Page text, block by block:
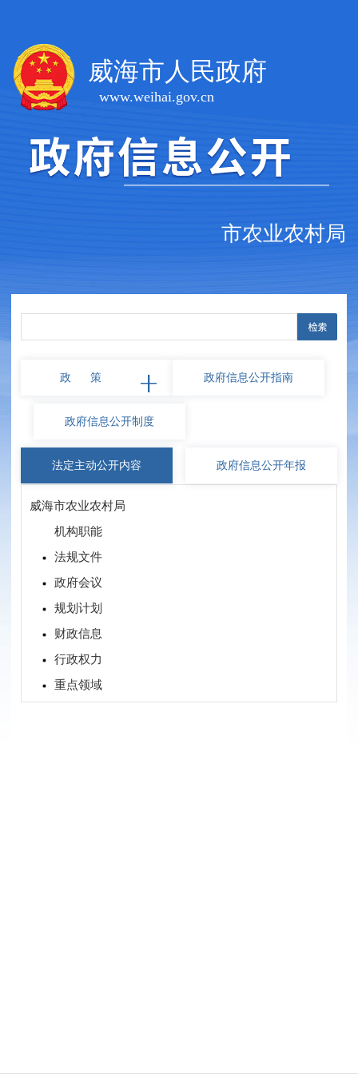
威海市人民政府
www.weihai.gov.cn
市农业农村局
政 策 政府信息公开指南
政府信息公开制度
法定主动公开内容 政府信息公开年报